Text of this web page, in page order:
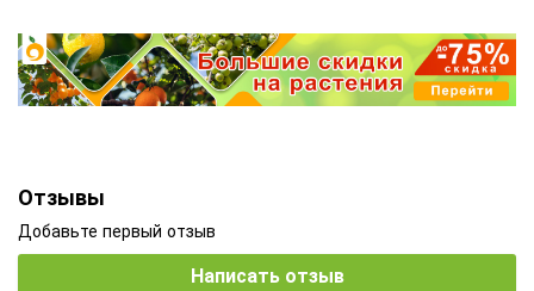
Отзывы
Добавьте первый отзыв
Написать отзыв